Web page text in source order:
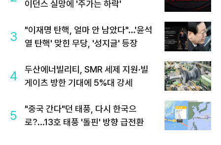
이던스 실망에 '주가는 하락'
3
"이재명 탄핵, 얼마 안 남았다"...'윤석
열 탄핵' 맞힌 무당, '성지글' 등장
4
두산에너빌리티, SMR 세제 지원·빌
게이츠 방한 기대에 5%대 강세
5
"중국 간다"던 태풍, 다시 한국으
로?...13호 태풍 '돌핀' 방향 급전환